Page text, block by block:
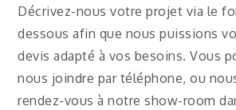
Décrivez-nous votre projet via le
dessous afin que nous puissions
devis adapté à vos besoins. Vous
nous joindre par téléphone, ou
rendez-vous à notre show-room